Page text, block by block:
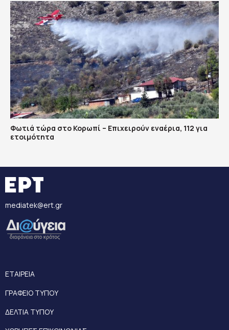
Φωτιά τώρα στο Κορωπί – Επιχειρούν εναέρια, 112 για
ετοιμότητα
mediatek@ert.gr
ΕΤΑΙΡΕΙΑ
ΓΡΑΦΕΙΟ ΤΥΠΟΥ
ΔΕΛΤΙΑ ΤΥΠΟΥ